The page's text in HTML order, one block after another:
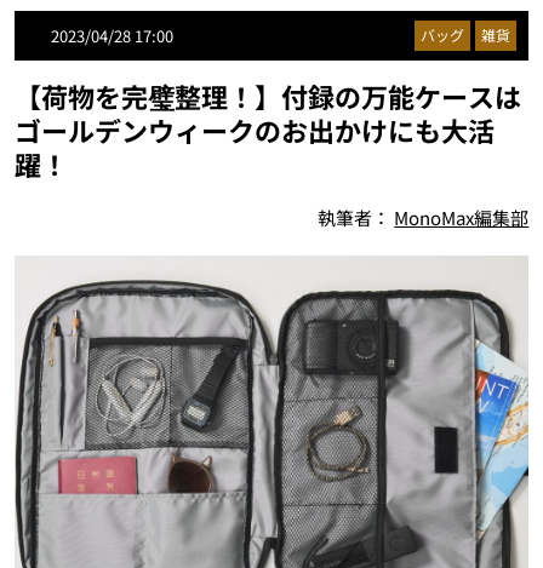
2023/04/28 17:00 バッグ 雑貨
【荷物を完璧整理！】付録の万能ケースは
ゴールデンウィークのお出かけにも大活
躍！
執筆者： MonoMax編集部